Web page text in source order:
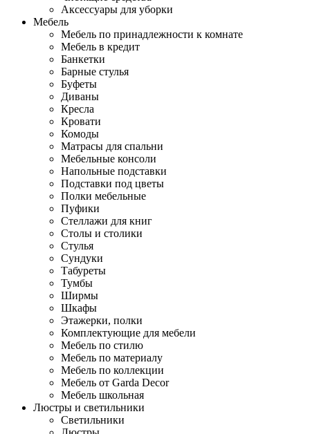
Аксессуары для уборки
Мебель
Мебель по принадлежности к комнате
Мебель в кредит
Банкетки
Барные стулья
Буфеты
Диваны
Кресла
Кровати
Комоды
Матрасы для спальни
Мебельные консоли
Напольные подставки
Подставки под цветы
Полки мебельные
Пуфики
Стеллажи для книг
Столы и столики
Стулья
Сундуки
Табуреты
Тумбы
Ширмы
Шкафы
Этажерки, полки
Комплектующие для мебели
Мебель по стилю
Мебель по материалу
Мебель по коллекции
Мебель от Garda Decor
Мебель школьная
Люстры и светильники
Светильники